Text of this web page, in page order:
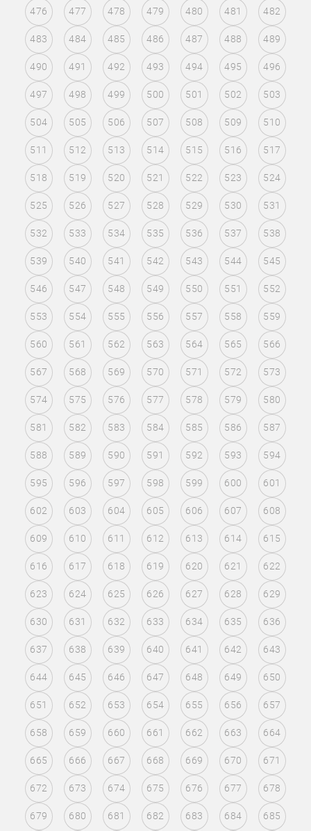
476 477 478 479 480 481 482
483 484 485 486 487 488 489
490 491 492 493 494 495 496
497 498 499 500 501 502 503
504 505 506 507 508 509 510
511 512 513 514 515 516 517
518 519 520 521 522 523 524
525 526 527 528 529 530 531
532 533 534 535 536 537 538
539 540 541 542 543 544 545
546 547 548 549 550 551 552
553 554 555 556 557 558 559
560 561 562 563 564 565 566
567 568 569 570 571 572 573
574 575 576 577 578 579 580
581 582 583 584 585 586 587
588 589 590 591 592 593 594
595 596 597 598 599 600 601
602 603 604 605 606 607 608
609 610 611 612 613 614 615
616 617 618 619 620 621 622
623 624 625 626 627 628 629
630 631 632 633 634 635 636
637 638 639 640 641 642 643
644 645 646 647 648 649 650
651 652 653 654 655 656 657
658 659 660 661 662 663 664
665 666 667 668 669 670 671
672 673 674 675 676 677 678
679 680 681 682 683 684 685